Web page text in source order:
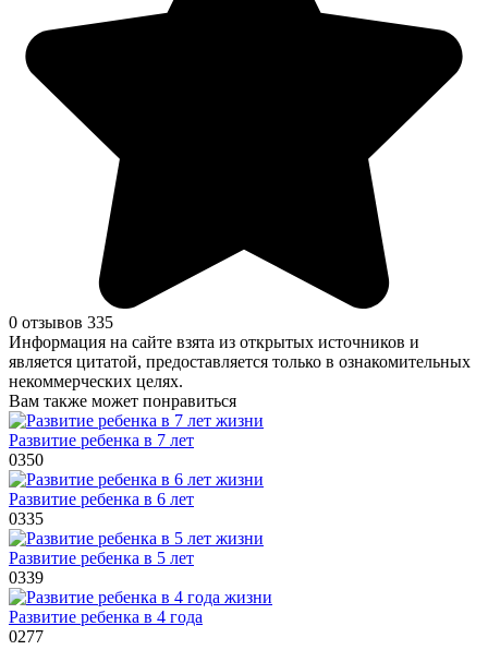
0 отзывов 335
Информация на сайте взята из открытых источников и
является цитатой, предоставляется только в ознакомительных
некоммерческих целях.
Вам также может понравиться
Развитие ребенка в 7 лет
0350
Развитие ребенка в 6 лет
0335
Развитие ребенка в 5 лет
0339
Развитие ребенка в 4 года
0277